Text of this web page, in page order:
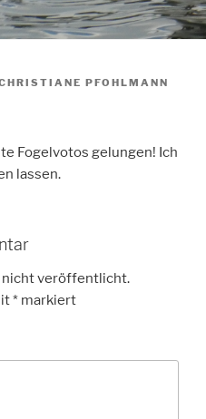
PFOHLMANN
Fogelvotos gelungen! Ich
lassen.
nicht veröffentlicht.
* markiert